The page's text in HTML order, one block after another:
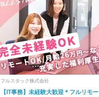
フルスタック株式会社
【IT事務】未経験大歓迎＊フルリモー